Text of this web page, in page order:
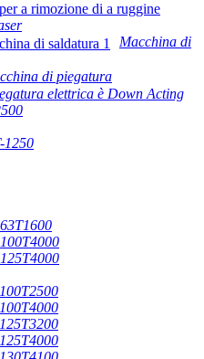
Macchina di
di piegatura
elettrica è Down Acting
1250